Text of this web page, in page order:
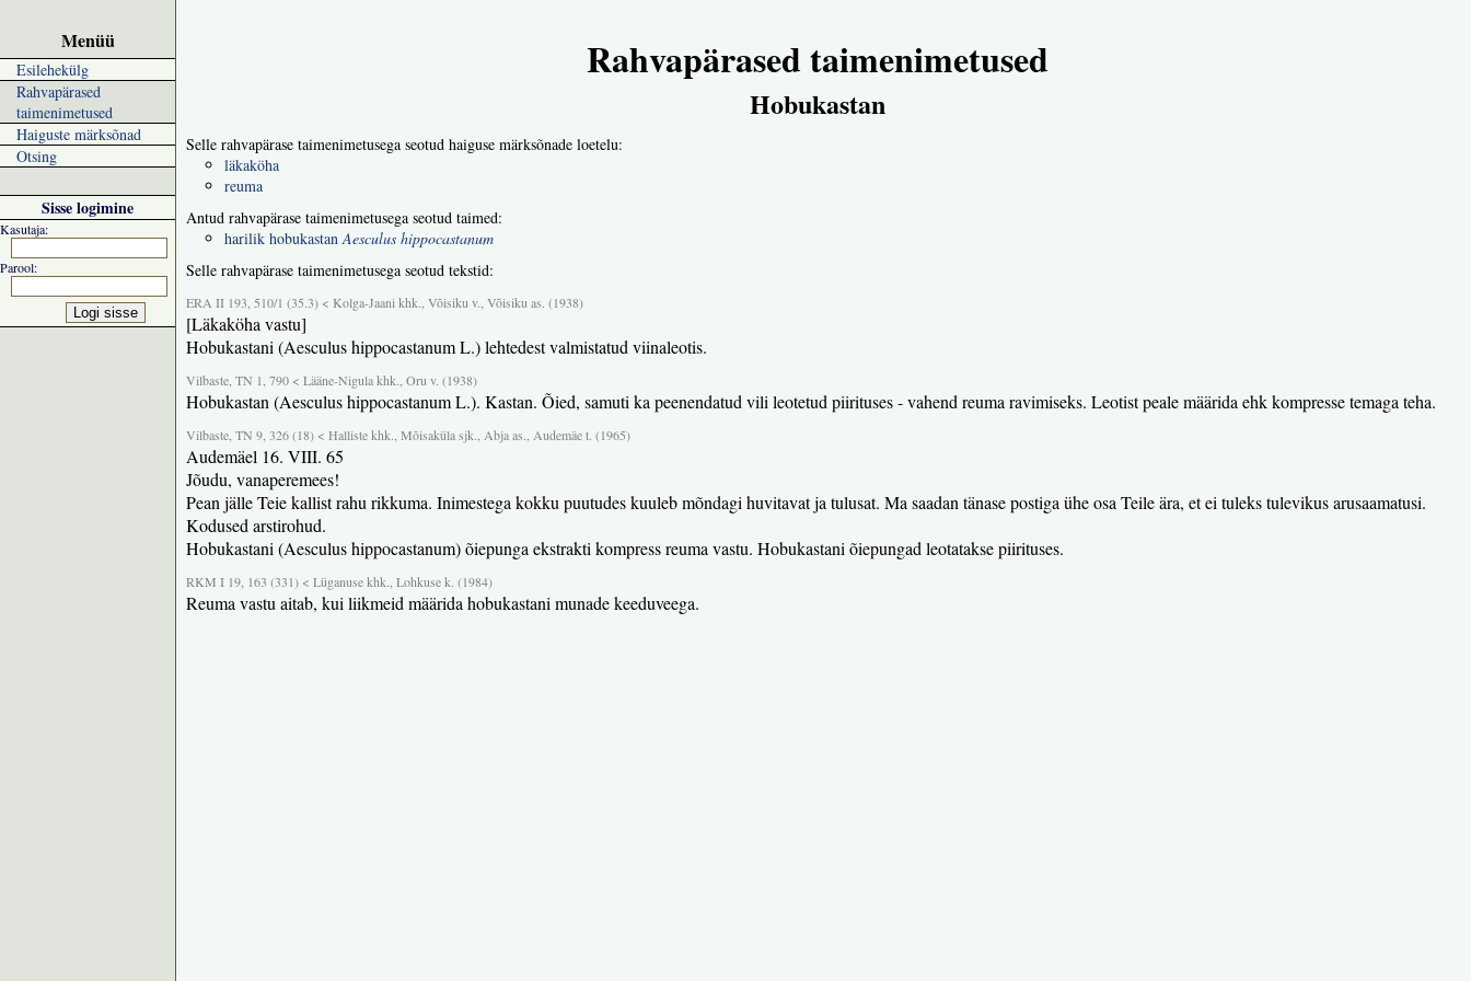
Menüü
Esilehekülg
Rahvapärased
taimenimetused
Haiguste märksõnad
Otsing
Sisse logimine
Kasutaja:
Parool:
Rahvapärased taimenimetused
Hobukastan
Selle rahvapärase taimenimetusega seotud haiguse märksõnade loetelu:
läkaköha
reuma
Antud rahvapärase taimenimetusega seotud taimed:
harilik hobukastanAesculus hippocastanum
Selle rahvapärase taimenimetusega seotud tekstid:
ERA II 193, 510/1 (35.3) < Kolga-Jaani khk., Võisiku v., Võisiku as. (1938)
[Läkaköha vastu]
Hobukastani (Aesculus hippocastanum L.) lehtedest valmistatud viinaleotis.
Vilbaste, TN 1, 790 < Lääne-Nigula khk., Oru v. (1938)
Hobukastan (Aesculus hippocastanum L.). Kastan. Õied, samuti ka peenendatud vili leotetud piirituses - vahend reuma ravimiseks. Leotist peale määrida ehk kompresse temaga teha.
Vilbaste, TN 9, 326 (18) < Halliste khk., Mõisaküla sjk., Abja as., Audemäe t. (1965)
Audemäel 16. VIII. 65
Jõudu, vanaperemees!
Pean jälle Teie kallist rahu rikkuma. Inimestega kokku puutudes kuuleb mõndagi huvitavat ja tulusat. Ma saadan tänase postiga ühe osa Teile ära, et ei tuleks tulevikus arusaamatusi.
Kodused arstirohud.
Hobukastani (Aesculus hippocastanum) õiepunga ekstrakti kompress reuma vastu. Hobukastani õiepungad leotatakse piirituses.
RKM I 19, 163 (331) < Lüganuse khk., Lohkuse k. (1984)
Reuma vastu aitab, kui liikmeid määrida hobukastani munade keeduveega.